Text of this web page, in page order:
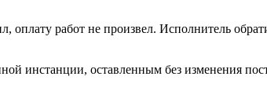
работ не произвел. Исполнитель
инстанции, оставленным без изменения